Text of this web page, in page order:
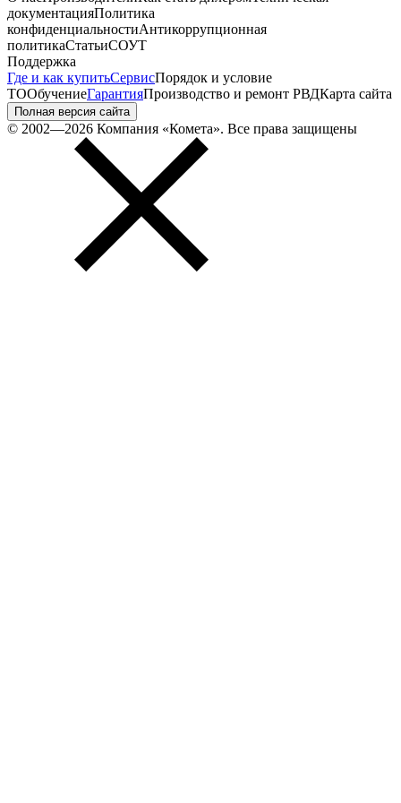
документацияПолитика
конфиденциальностиАнтикоррупционная
политикаСтатьиСОУТ
Поддержка
Где и как купитьСервисПорядок и условие
ТООбучениеГарантияПроизводство и ремонт РВДКарта сайта
Полная версия сайта
© 2002—2026 Компания «Комета». Все права защищены